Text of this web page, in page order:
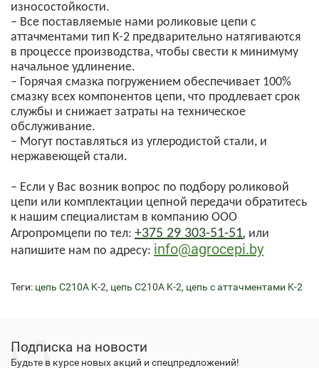
износостойкости.
– Все поставляемые нами роликовые цепи c
аттачментами тип K-2 предварительно натягиваются
в процессе производства, чтобы свести к минимуму
начальное удлинение.
– Горячая смазка погружением обеспечивает 100%
смазку всех компонентов цепи, что продлевает срок
службы и снижает затраты на техническое
обслуживание.
– Могут поставляться из углеродистой стали, и
нержавеющей стали.
– Если у Вас возник вопрос по подбору роликовой
цепи или комплектации цепной передачи обратитесь
к нашим специалистам в компанию ООО
Агропромцепи по тел: +375 29 303-51-51, или
напишите нам по адресу: info@agrocepi.by
Теги: цепь C210A K-2, цепь C210A K-2, цепь с аттачментами K-2
Подписка на новости
Будьте в курсе новых акций и спецпредложений!